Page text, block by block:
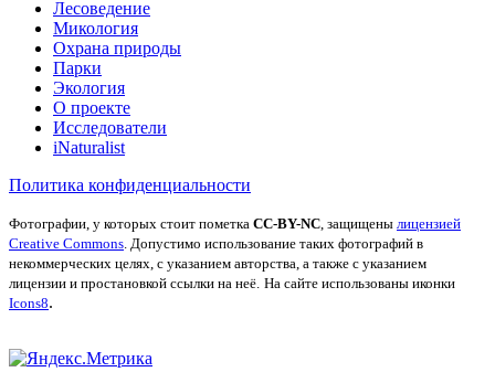
Лесоведение
Микология
Охрана природы
Парки
Экология
О проекте
Исследователи
iNaturalist
Политика конфиденциальности
Фотографии, у которых стоит пометка CC-BY-NC , защищены лицензией
Creative Commons . Допустимо использование таких фотографий в
некоммерческих целях, с указанием авторства, а также с указанием
лицензии и простановкой ссылки на неё. На сайте использованы иконки
Icons8.